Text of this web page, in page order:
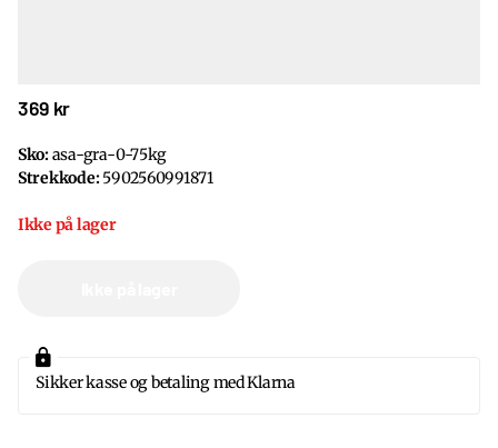
369 kr
Sko:asa-gra-0-75kg
Strekkode:5902560991871
Ikke på lager
Sikker kasse og betaling med Klarna